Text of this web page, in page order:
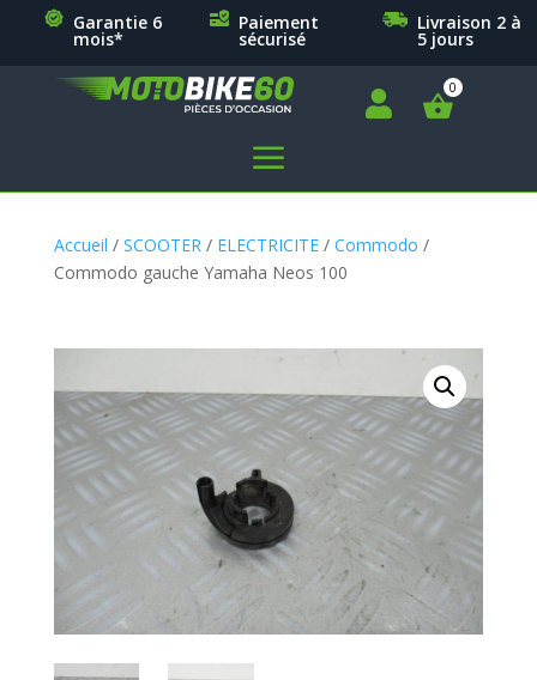
Garantie 6
mois*
Paiement
sécurisé
Livraison 2 à
5 jours

a
Accueil / SCOOTER / ELECTRICITE/ Commodo /
Commodo gauche Yamaha Neos 100